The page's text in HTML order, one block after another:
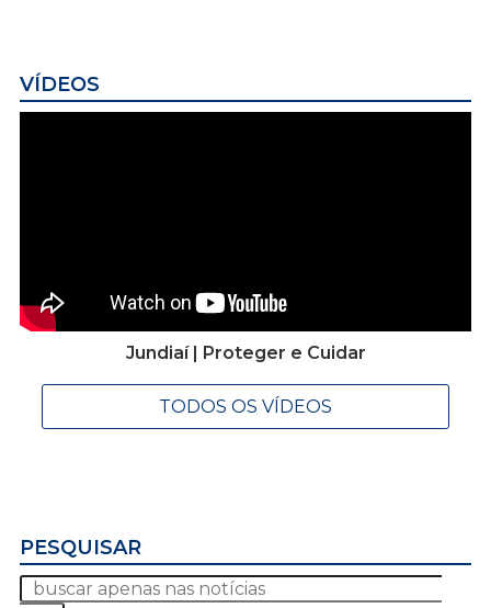
VÍDEOS
Jundiaí | Proteger e Cuidar
TODOS OS VÍDEOS
PESQUISAR